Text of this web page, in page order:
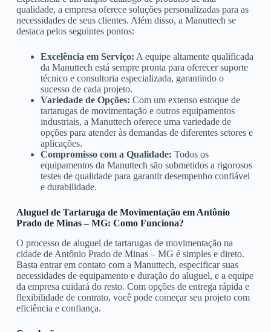
qualidade, a empresa oferece soluções personalizadas para as
necessidades de seus clientes. Além disso, a Manuttech se
destaca pelos seguintes pontos:
Excelência em Serviço: A equipe altamente qualificada
da Manuttech está sempre pronta para oferecer suporte
técnico e consultoria especializada, garantindo o
sucesso de cada projeto.
Variedade de Opções: Com um extenso estoque de
tartarugas de movimentação e outros equipamentos
industriais, a Manuttech oferece uma variedade de
opções para atender às demandas de diferentes setores e
aplicações.
Compromisso com a Qualidade: Todos os
equipamentos da Manuttech são submetidos a rigorosos
testes de qualidade para garantir desempenho confiável
e durabilidade.
Aluguel de Tartaruga de Movimentação em Antônio
Prado de Minas – MG: Como Funciona?
O processo de aluguel de tartarugas de movimentação na
cidade de Antônio Prado de Minas – MG é simples e direto.
Basta entrar em contato com a Manuttech, especificar suas
necessidades de equipamento e duração do aluguel, e a equipe
da empresa cuidará do resto. Com opções de entrega rápida e
flexibilidade de contrato, você pode começar seu projeto com
eficiência e confiança.